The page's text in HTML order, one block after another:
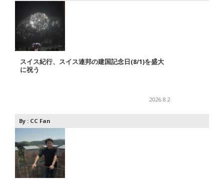
スイス紀行、スイス連邦の建国記念日(8/1)を盛大
に祝う
2026.8.2
By : CC Fan